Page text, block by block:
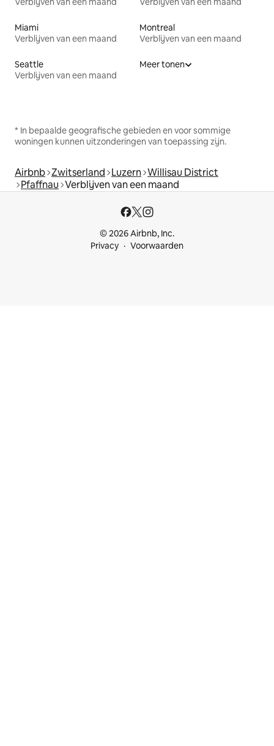
Miami
Verblijven van een maand
Montreal
Verblijven van een maand
Seattle
Verblijven van een maand
Meer tonen
* In bepaalde geografische gebieden en voor sommige
woningen kunnen uitzonderingen van toepassing zijn.
Airbnb Zwitserland Luzern Willisau District
Pfaffnau Verblijven van een maand
© 2026 Airbnb, Inc.
Privacy
Voorwaarden